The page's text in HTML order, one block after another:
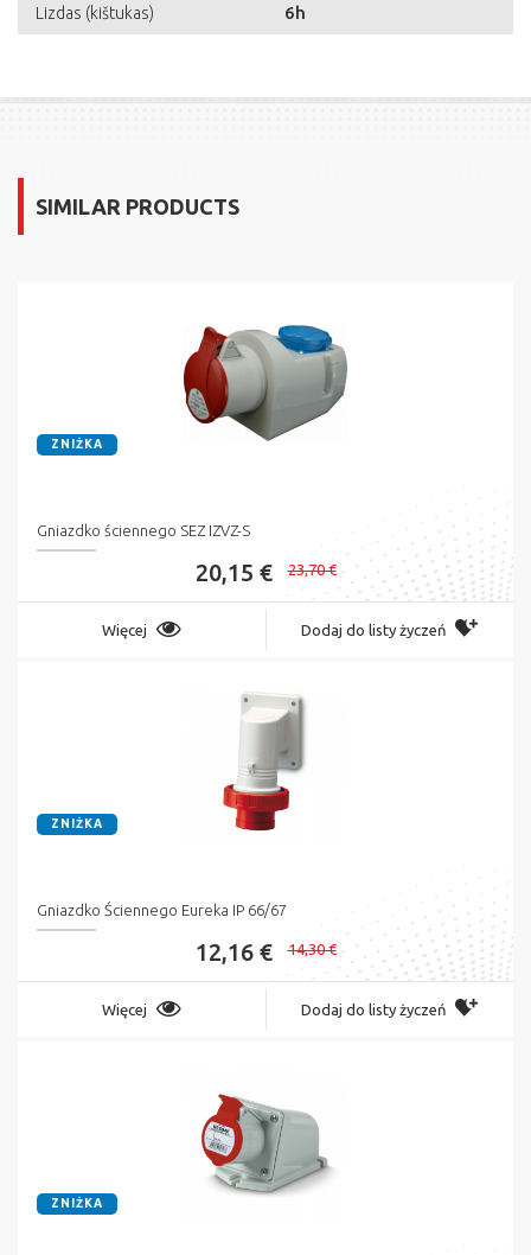
Lizdas (kištukas) 6h
SIMILAR PRODUCTS
ZNIŻKA
Gniazdko ściennego SEZ IZVZ-S
20,15 € 23,70 €
Więcej Dodaj do listy życzeń
ZNIŻKA
Gniazdko Ściennego Eureka IP 66/67
12,16 € 14,30 €
Więcej Dodaj do listy życzeń
ZNIŻKA